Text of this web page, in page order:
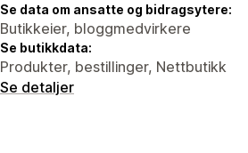
Se data om ansatte og bidragsytere:
Butikkeier, bloggmedvirkere
Se butikkdata:
Produkter, bestillinger, Nettbutikk
Se detaljer